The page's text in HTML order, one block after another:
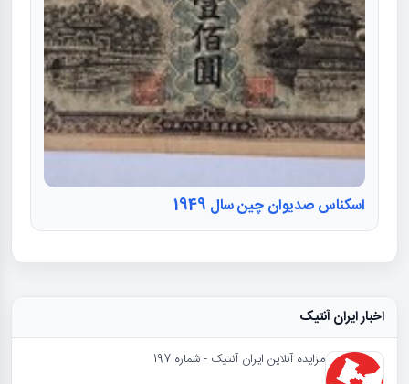
اسکناس صدیوان چین سال 1949
اخبار ایران آنتیک
مزایده آنلاین ایران آنتیک - شماره 197